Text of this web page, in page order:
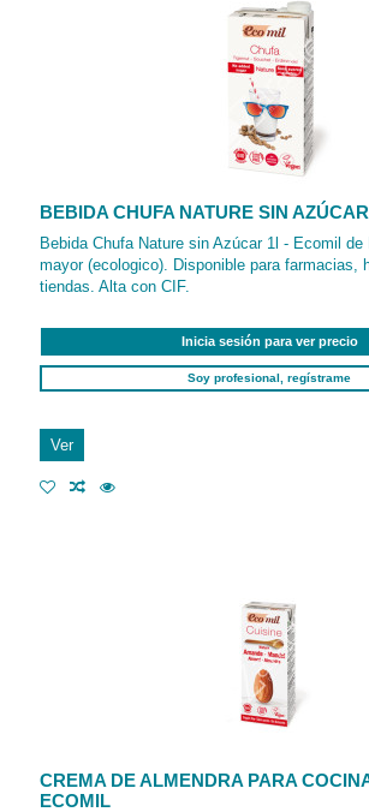
BEBIDA CHUFA NATURE SIN
Bebida Chufa Nature sin Azúcar 1l - Ecomil de
mayor (ecologico). Disponible para farmacias,
tiendas. Alta con CIF.
Inicia sesión para ver precio
Soy profesional, regístrame
Ver
CREMA DE ALMENDRA PARA
ECOMIL